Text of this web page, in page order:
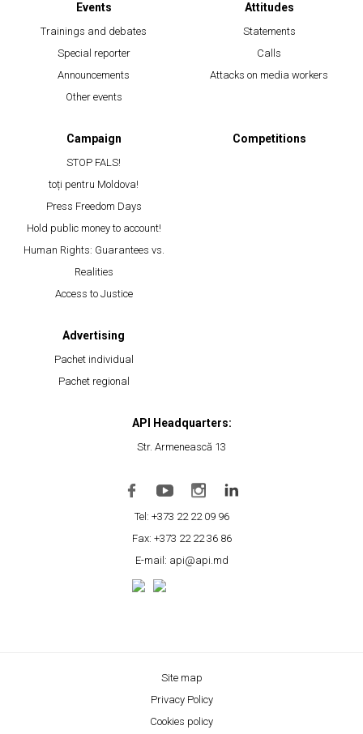
Events
Trainings and debates
Special reporter
Announcements
Other events
Attitudes
Statements
Calls
Attacks on media workers
Campaign
STOP FALS!
toți pentru Moldova!
Press Freedom Days
Hold public money to account!
Human Rights: Guarantees vs.
Realities
Access to Justice
Competitions
Advertising
Pachet individual
Pachet regional
API Headquarters:
Str. Armenească 13
Tel: +373 22 22 09 96
Fax: +373 22 22 36 86
E-mail: api@api.md
Site map
Privacy Policy
Cookies policy